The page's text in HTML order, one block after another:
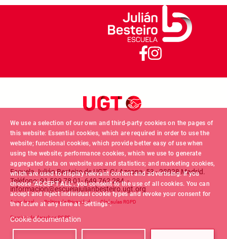
We use a selection of our own and third-party cookies on the pages of
this website: Essential cookies, which are required in order to use the
website; functional cookies, which provide better easy of use when
using the website; performance cookies, which we use to generate
aggregated data on website use and statistics; and marketing cookies,
which are used to display relevant content and advertising. If you
choose "ACCEPT ALL", you consent to the use of all cookies. You can
accept and reject individual cookie types and revoke your consent for
the future at any time at "Settings".
Cookie documentation
Escuela Julián Besteiro de UGT. C/ Azcona, 53 - 28028 Madrid.
Teléfono: 91 589 78 01- 649 762 284 -
informacion@escuelajulianbesteiro.ugt.org
Footer menu
Aviso legal Politica de Privacidad Claúsulas RGPD
Ejercicio de derechos RGPD